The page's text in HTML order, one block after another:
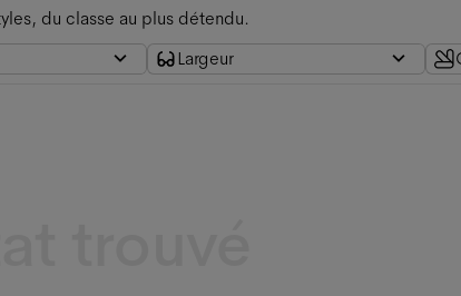
du classe au plus détendu.
Largeur